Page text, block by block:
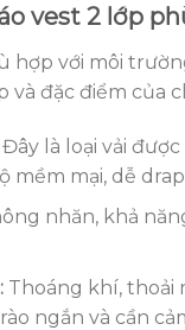
vest 2 lớp
hợp với môi
và đặc điểm của
là loại vải
mềm mại, dễ
nhăn, khả
Thoáng khí, thoải
ngắn và cần